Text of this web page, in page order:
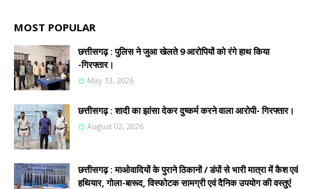
MOST POPULAR
छत्तीसगढ़ : पुलिस ने जुआ खेलते 9 आरोपियों को रंगे हाथ किया
-गिरफ्तार।
May 13, 2026
छत्तीसगढ़ : शादी का झांसा देकर दुष्कर्म करने वाला आरोपी- गिरफ्तार।
August 02, 2026
छत्तीसगढ़ : माओवादियों के पुराने ठिकानों / डंपों से भारी मात्रा में कैश एवं
हथियार, गोला-बारूद, विस्फोटक सामग्री एवं दैनिक उपयोग की वस्तुएं